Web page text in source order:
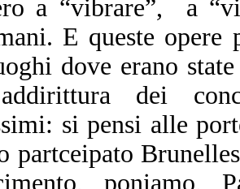
a “vibrare”, a
E queste opere
dove erano
dei
si pensi alle
partceipato
poniamo,